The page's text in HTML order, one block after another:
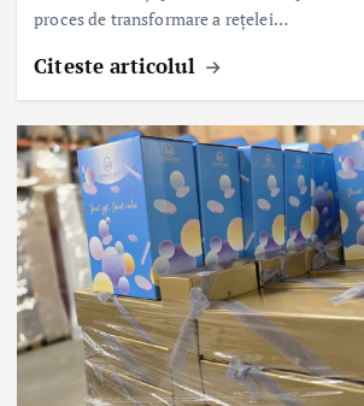
proces de transformare a rețelei…
Citeste articolul